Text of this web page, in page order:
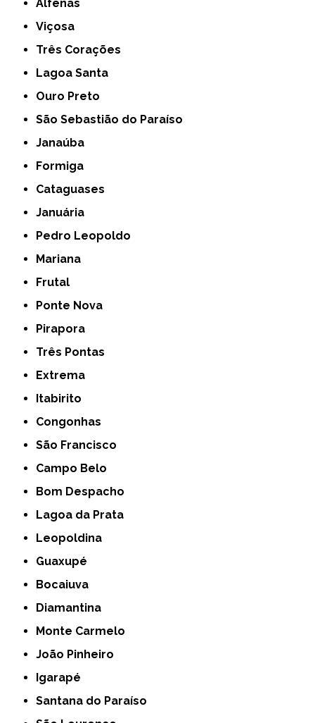
Alfenas
Viçosa
Três Corações
Lagoa Santa
Ouro Preto
São Sebastião do Paraíso
Janaúba
Formiga
Cataguases
Januária
Pedro Leopoldo
Mariana
Frutal
Ponte Nova
Pirapora
Três Pontas
Extrema
Itabirito
Congonhas
São Francisco
Campo Belo
Bom Despacho
Lagoa da Prata
Leopoldina
Guaxupé
Bocaiuva
Diamantina
Monte Carmelo
João Pinheiro
Igarapé
Santana do Paraíso